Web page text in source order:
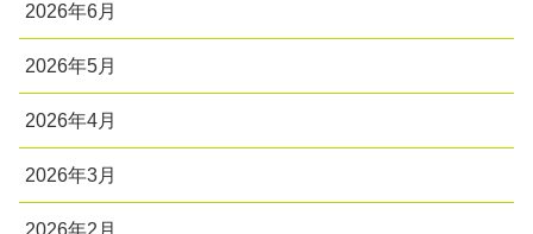
2026年6月
2026年5月
2026年4月
2026年3月
2026年2月